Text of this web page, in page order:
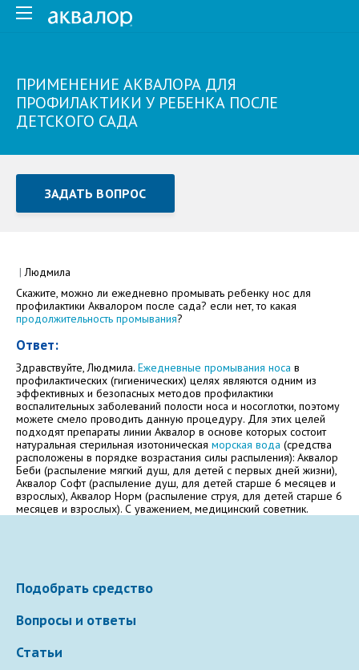
ПРИМЕНЕНИЕ АКВАЛОРА ДЛЯ
ПРОФИЛАКТИКИ У РЕБЕНКА ПОСЛЕ
ДЕТСКОГО САДА
ЗАДАТЬ ВОПРОС
Как Вас зовут
Электронная почта
Ваше сообщение
Отправляя вопрос, я принимаю
|Людмила
Скажите, можно ли ежедневно промывать ребенку нос для
профилактики Аквалором после сада? если нет, то какая
продолжительность промывания?
Ответ:
Здравствуйте, Людмила. Ежедневные промывания носа в
профилактических (гигиенических) целях являются одним из
эффективных и безопасных методов профилактики
воспалительных заболеваний полости носа и носоглотки, поэтому
можете смело проводить данную процедуру. Для этих целей
подходят препараты линии Аквалор в основе которых состоит
натуральная стерильная изотоническая морская вода (средства
расположены в порядке возрастания силы распыления): Аквалор
Беби (распыление мягкий душ, для детей с первых дней жизни),
Аквалор Софт (распыление душ, для детей старше 6 месяцев и
взрослых), Аквалор Норм (распыление струя, для детей старше 6
месяцев и взрослых). С уважением, медицинский советник.
Подобрать средство
Вопросы и ответы
Статьи